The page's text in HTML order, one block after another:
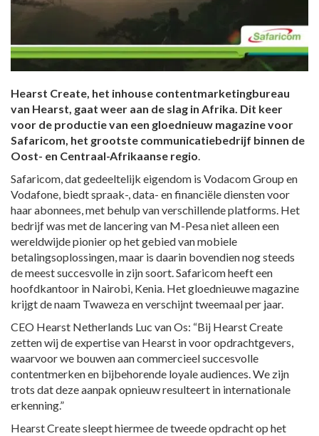
Hearst Create, het inhouse contentmarketingbureau
van Hearst, gaat weer aan de slag in Afrika. Dit keer
voor de productie van een gloednieuw magazine voor
Safaricom, het grootste communicatiebedrijf binnen de
Oost- en Centraal-Afrikaanse regio.
Safaricom, dat gedeeltelijk eigendom is Vodacom Group en
Vodafone, biedt spraak-, data- en financiële diensten voor
haar abonnees, met behulp van verschillende platforms. Het
bedrijf was met de lancering van M-Pesa niet alleen een
wereldwijde pionier op het gebied van mobiele
betalingsoplossingen, maar is daarin bovendien nog steeds
de meest succesvolle in zijn soort. Safaricom heeft een
hoofdkantoor in Nairobi, Kenia. Het gloednieuwe magazine
krijgt de naam Twaweza en verschijnt tweemaal per jaar.
CEO Hearst Netherlands Luc van Os: “Bij Hearst Create
zetten wij de expertise van Hearst in voor opdrachtgevers,
waarvoor we bouwen aan commercieel succesvolle
contentmerken en bijbehorende loyale audiences. We zijn
trots dat deze aanpak opnieuw resulteert in internationale
erkenning.”
Hearst Create sleept hiermee de tweede opdracht op het